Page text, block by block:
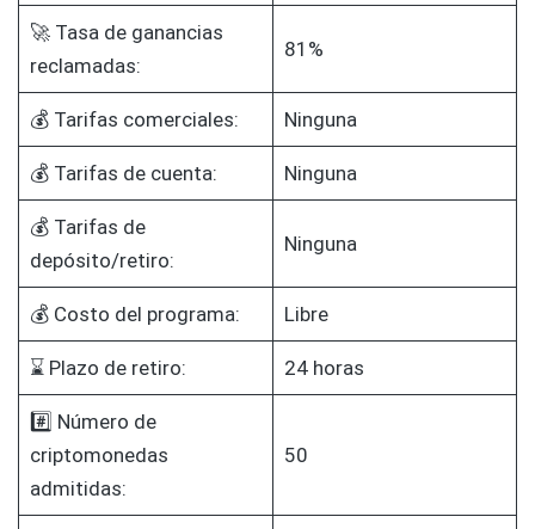
🚀 Tasa de ganancias
reclamadas:
81%
💰 Tarifas comerciales: Ninguna
💰 Tarifas de cuenta: Ninguna
💰 Tarifas de
depósito/retiro:
Ninguna
💰 Costo del programa: Libre
⌛ Plazo de retiro: 24 horas
#️⃣ Número de
criptomonedas
admitidas:
50